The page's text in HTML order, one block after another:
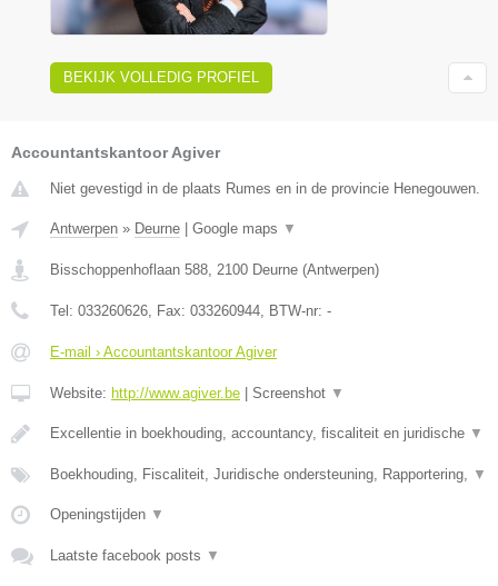
BEKIJK VOLLEDIG PROFIEL
Accountantskantoor Agiver
Niet gevestigd in de plaats Rumes en in de provincie Henegouwen.
Antwerpen » Deurne Google maps ▼
Bisschoppenhoflaan 588 2100 Deurne (Antwerpen)
Tel: 033260626 , Fax: 033260944 , BTW-nr: -
E-mail › Accountantskantoor Agiver
Website: http://www.agiver.be Screenshot ▼
Excellentie in boekhouding, accountancy, fiscaliteit en juridische ▼
Boekhouding, Fiscaliteit, Juridische ondersteuning, Rapportering, ▼
Openingstijden ▼
Laatste facebook posts ▼